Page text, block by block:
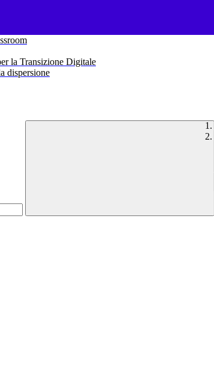
la Transizione Digitale
dispersione